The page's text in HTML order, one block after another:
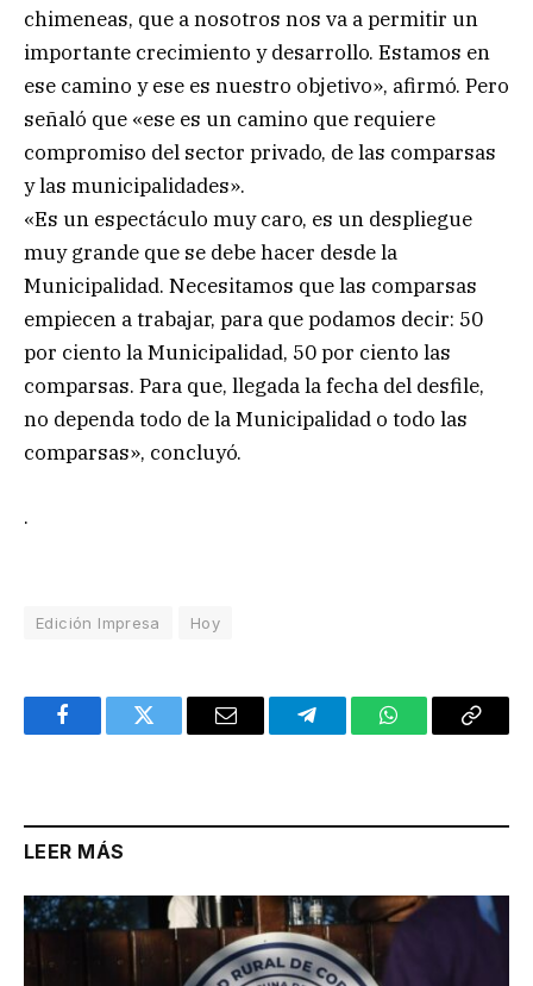
chimeneas, que a nosotros nos va a permitir un
importante crecimiento y desarrollo. Estamos en
ese camino y ese es nuestro objetivo», afirmó. Pero
señaló que «ese es un camino que requiere
compromiso del sector privado, de las comparsas
y las municipalidades».
«Es un espectáculo muy caro, es un despliegue
muy grande que se debe hacer desde la
Municipalidad. Necesitamos que las comparsas
empiecen a trabajar, para que podamos decir: 50
por ciento la Municipalidad, 50 por ciento las
comparsas. Para que, llegada la fecha del desfile,
no dependa todo de la Municipalidad o todo las
comparsas», concluyó.
.
Edición Impresa Hoy
FacebookTwitter Email TelegramWhatsAppCopy
LEER MÁS